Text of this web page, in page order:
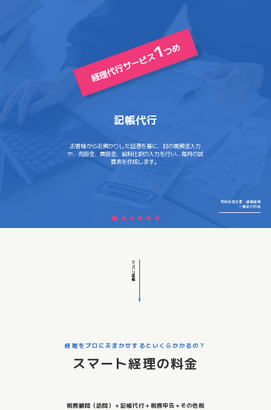
経理代行サービス1つめ
記帳代行
お客様からお預かりした証憑を基に、日の現預金入力
や、売掛金、買掛金、給料仕訳の入力を行い、毎月の試
算表を作成します。
売掛金請求書・債権債務
一覧表の作成
費用について
経理をプロにおまかせするといくらかかるの？
スマート経理の料金
税務顧問（訪問）＋記帳代行＋税務申告＋その他税